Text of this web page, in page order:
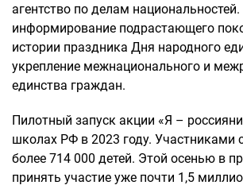
агентство по делам
информирование подрастающего
истории праздника Дня народного
укрепление межнационального и
единства граждан.
Пилотный запуск акции «Я –
школах РФ в 2023 году. Участниками
более 714 000 детей. Этой осенью в
принять участие уже почти 1,5